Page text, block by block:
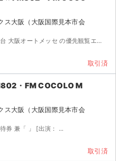
大阪（大阪国際見本市会
[詳細] 優先エリア入場整理券 〜 番台 大阪オートメッセ の優先観覧エリ...
取引済
・FM COCOLO M
大阪（大阪国際見本市会
券 兼「 」 [出演： ...
取引済